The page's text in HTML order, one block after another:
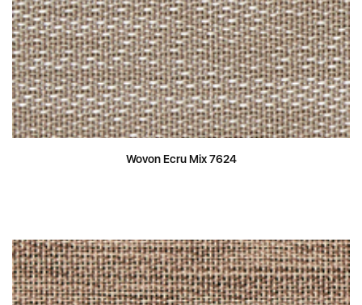
Wovon Ecru Mix 7624